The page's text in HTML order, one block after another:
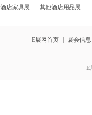
酒店家具展 其他酒店用品展
E展网首页 展会信息
E